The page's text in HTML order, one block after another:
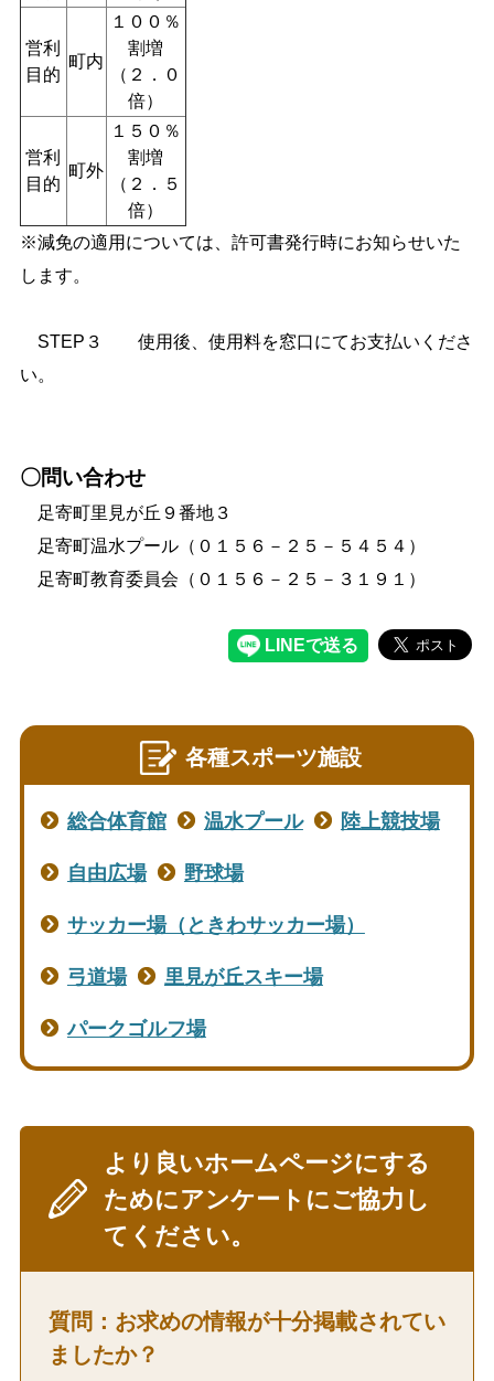
営利
目的
町内
１００％
割増
（２．０
倍）
営利
目的
町外
１５０％
割増
（２．５
倍）
※減免の適用については、許可書発行時にお知らせいた
します。
STEP３ 使用後、使用料を窓口にてお支払いくださ
い。
〇問い合わせ
足寄町里見が丘９番地３
足寄町温水プール（０１５６－２５－５４５４）
足寄町教育委員会（０１５６－２５－３１９１）
各種スポーツ施設
総合体育館 温水プール 陸上競技場
自由広場 野球場
サッカー場（ときわサッカー場）
弓道場 里見が丘スキー場
パークゴルフ場
より良いホームページにする
ためにアンケートにご協力し
てください。
質問：お求めの情報が十分掲載されてい
ましたか？